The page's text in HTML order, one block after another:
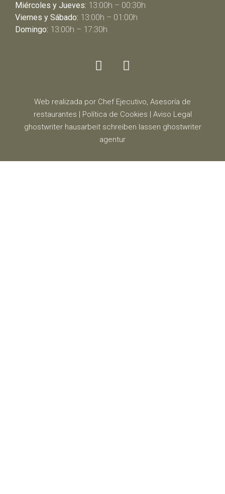
Miércoles y Jueves: 13:00h – 00:30h
Viernes y Sábado: 13:00h – 01:00h
Domingo: 13:00h – 17:30h
Web realizada por Chef Ejecutivo, Asesoría de
restaurantes
Política de Cookies
Aviso Legal
ghostwriter hausarbeit schreiben lassen ghostwriter
agentur